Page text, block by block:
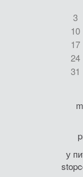
3
10
17
24
31
у